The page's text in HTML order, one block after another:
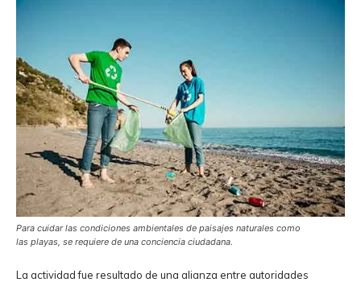
Para cuidar las condiciones ambientales de paisajes naturales como
las playas, se requiere de una conciencia ciudadana.
La actividad fue resultado de una alianza entre autoridades